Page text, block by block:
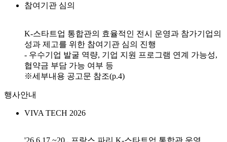
참여기관 심의
K-스타트업 통합관의 효율적인 전시 운영과 참가기업의
성과 제고를 위한 참여기관 심의 진행
- 우수기업 발굴 역량, 기업 지원 프로그램 연계 가능성,
협약금 부담 가능 여부 등
※세부내용 공고문 참조(p.4)
행사안내
VIVA TECH 2026
'26.6.17.~20., 프랑스 파리 K-스타트업 통합관 운영